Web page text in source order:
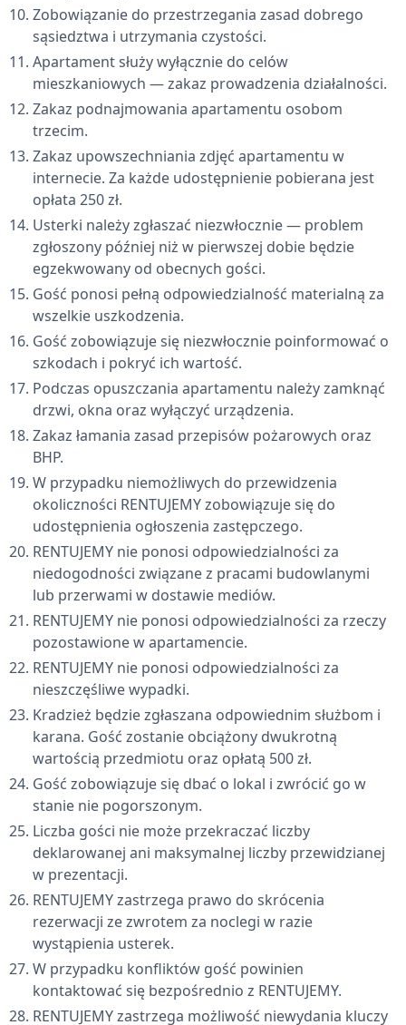
Zobowiązanie do przestrzegania zasad dobrego
sąsiedztwa i utrzymania czystości.
Apartament służy wyłącznie do celów
mieszkaniowych — zakaz prowadzenia działalności.
Zakaz podnajmowania apartamentu osobom
trzecim.
Zakaz upowszechniania zdjęć apartamentu w
internecie. Za każde udostępnienie pobierana jest
opłata 250 zł.
Usterki należy zgłaszać niezwłocznie — problem
zgłoszony później niż w pierwszej dobie będzie
egzekwowany od obecnych gości.
Gość ponosi pełną odpowiedzialność materialną za
wszelkie uszkodzenia.
Gość zobowiązuje się niezwłocznie poinformować o
szkodach i pokryć ich wartość.
Podczas opuszczania apartamentu należy zamknąć
drzwi, okna oraz wyłączyć urządzenia.
Zakaz łamania zasad przepisów pożarowych oraz
BHP.
W przypadku niemożliwych do przewidzenia
okoliczności RENTUJEMY zobowiązuje się do
udostępnienia ogłoszenia zastępczego.
RENTUJEMY nie ponosi odpowiedzialności za
niedogodności związane z pracami budowlanymi
lub przerwami w dostawie mediów.
RENTUJEMY nie ponosi odpowiedzialności za rzeczy
pozostawione w apartamencie.
RENTUJEMY nie ponosi odpowiedzialności za
nieszczęśliwe wypadki.
Kradzież będzie zgłaszana odpowiednim służbom i
karana. Gość zostanie obciążony dwukrotną
wartością przedmiotu oraz opłatą 500 zł.
Gość zobowiązuje się dbać o lokal i zwrócić go w
stanie nie pogorszonym.
Liczba gości nie może przekraczać liczby
deklarowanej ani maksymalnej liczby przewidzianej
w prezentacji.
RENTUJEMY zastrzega prawo do skrócenia
rezerwacji ze zwrotem za noclegi w razie
wystąpienia usterek.
W przypadku konfliktów gość powinien
kontaktować się bezpośrednio z RENTUJEMY.
RENTUJEMY zastrzega możliwość niewydania kluczy